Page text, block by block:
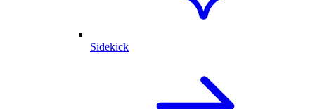
Sidekick